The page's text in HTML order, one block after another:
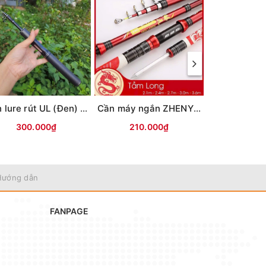
Cần lure rút UL (Đen) MAX TYSPORT(Thu30cm)
300.000₫
Cần máy ngắn ZHENYI đỏ (có chân cắm đất)
210.000₫
dẫn
FANPAGE